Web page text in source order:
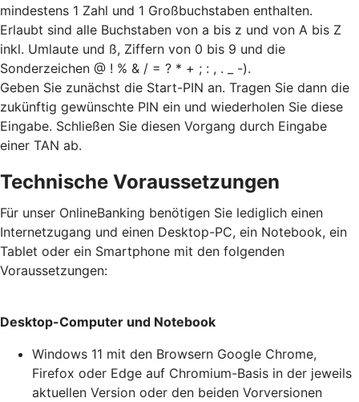
mindestens 1 Zahl und 1 Großbuchstaben enthalten.
Erlaubt sind alle Buchstaben von a bis z und von A bis Z
inkl. Umlaute und ß, Ziffern von 0 bis 9 und die
Sonderzeichen @ ! % & / = ? * + ; : , . _ -).
Geben Sie zunächst die Start-PIN an. Tragen Sie dann die
zukünftig gewünschte PIN ein und wiederholen Sie diese
Eingabe. Schließen Sie diesen Vorgang durch Eingabe
einer TAN ab.
Technische Voraussetzungen
Für unser OnlineBanking benötigen Sie lediglich einen
Internetzugang und einen Desktop-PC, ein Notebook, ein
Tablet oder ein Smartphone mit den folgenden
Voraussetzungen:
Desktop-Computer und Notebook
Windows 11 mit den Browsern Google Chrome,
Firefox oder Edge auf Chromium-Basis in der jeweils
aktuellen Version oder den beiden Vorversionen